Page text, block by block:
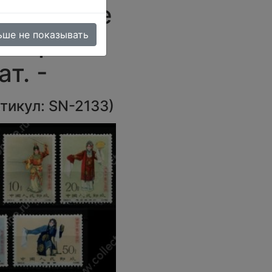
серия •
-
SN-2133)
не показывать